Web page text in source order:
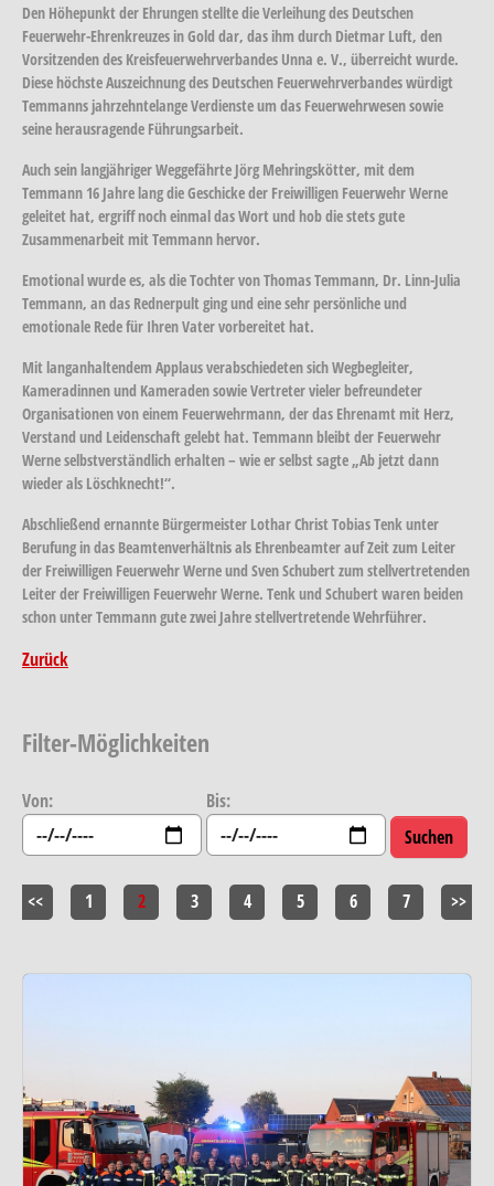
Den Höhepunkt der Ehrungen stellte die Verleihung des Deutschen
Feuerwehr-Ehrenkreuzes in Gold dar, das ihm durch Dietmar Luft, den
Vorsitzenden des Kreisfeuerwehrverbandes Unna e. V., überreicht wurde.
Diese höchste Auszeichnung des Deutschen Feuerwehrverbandes würdigt
Temmanns jahrzehntelange Verdienste um das Feuerwehrwesen sowie
seine herausragende Führungsarbeit.
Auch sein langjähriger Weggefährte Jörg Mehringskötter, mit dem
Temmann 16 Jahre lang die Geschicke der Freiwilligen Feuerwehr Werne
geleitet hat, ergriff noch einmal das Wort und hob die stets gute
Zusammenarbeit mit Temmann hervor.
Emotional wurde es, als die Tochter von Thomas Temmann, Dr. Linn-Julia
Temmann, an das Rednerpult ging und eine sehr persönliche und
emotionale Rede für Ihren Vater vorbereitet hat.
Mit langanhaltendem Applaus verabschiedeten sich Wegbegleiter,
Kameradinnen und Kameraden sowie Vertreter vieler befreundeter
Organisationen von einem Feuerwehrmann, der das Ehrenamt mit Herz,
Verstand und Leidenschaft gelebt hat. Temmann bleibt der Feuerwehr
Werne selbstverständlich erhalten – wie er selbst sagte „Ab jetzt dann
wieder als Löschknecht!“.
Abschließend ernannte Bürgermeister Lothar Christ Tobias Tenk unter
Berufung in das Beamtenverhältnis als Ehrenbeamter auf Zeit zum Leiter
der Freiwilligen Feuerwehr Werne und Sven Schubert zum stellvertretenden
Leiter der Freiwilligen Feuerwehr Werne. Tenk und Schubert waren beiden
schon unter Temmann gute zwei Jahre stellvertretende Wehrführer.
Zurück
Filter-Möglichkeiten
Von: Bis:
<< 1 2 3 4 5 6 7 >>